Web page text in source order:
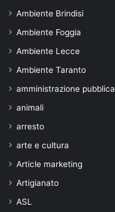
Ambiente Brindisi
Ambiente Foggia
Ambiente Lecce
Ambiente Taranto
amministrazione pubblica
animali
arresto
arte e cultura
Article marketing
Artigianato
ASL